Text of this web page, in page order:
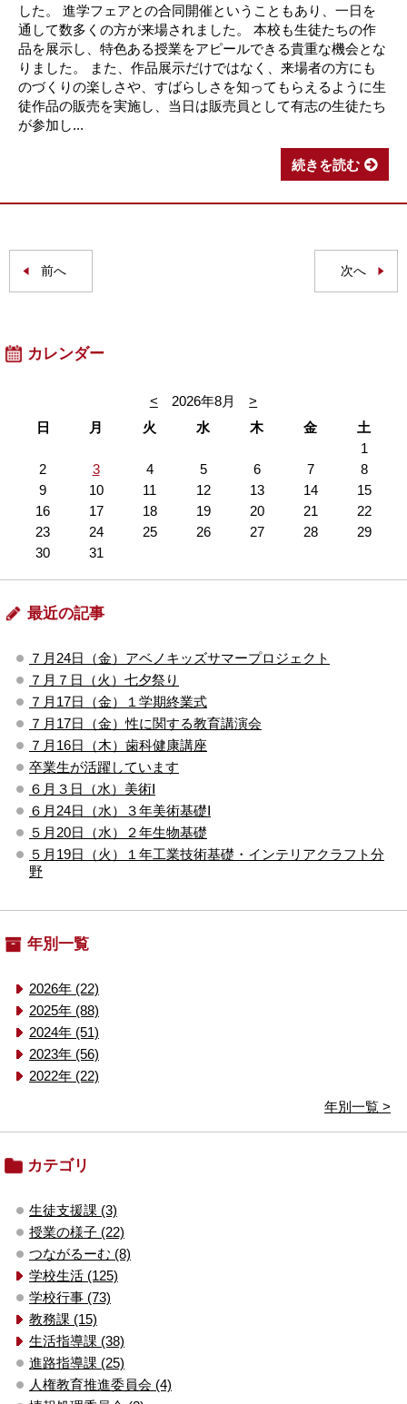
した。 進学フェアとの合同開催ということもあり、一日を
通して数多くの方が来場されました。 本校も生徒たちの作
品を展示し、特色ある授業をアピールできる貴重な機会とな
りました。 また、作品展示だけではなく、来場者の方にも
のづくりの楽しさや、すばらしさを知ってもらえるように生
徒作品の販売を実施し、当日は販売員として有志の生徒たち
が参加し...
続きを読む
前へ 次へ
カレンダー
< 2026年8月
>
日
月 火 水 木 金
土
1
2
3 4 5 6 7
8
9
10 11 12 13 14
15
16
17 18 19 20 21
22
23
24 25 26 27 28
29
30
31
最近の記事
７月24日（金）アベノキッズサマープロジェクト
７月７日（火）七夕祭り
７月17日（金）１学期終業式
７月17日（金）性に関する教育講演会
７月16日（木）歯科健康講座
卒業生が活躍しています
６月３日（水）美術Ⅰ
６月24日（水）３年美術基礎Ⅰ
５月20日（水）２年生物基礎
５月19日（火）１年工業技術基礎・インテリアクラフト分
野
年別一覧
2026年 (22)
2025年 (88)
2024年 (51)
2023年 (56)
2022年 (22)
年別一覧 >
カテゴリ
生徒支援課 (3)
授業の様子 (22)
つながるーむ (8)
学校生活 (125)
学校行事 (73)
教務課 (15)
生活指導課 (38)
進路指導課 (25)
人権教育推進委員会 (4)